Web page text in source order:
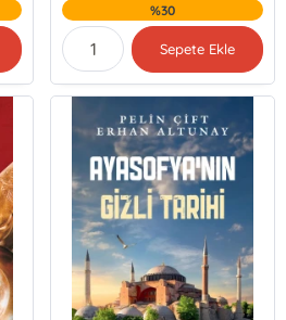
%30
Sepete Ekle